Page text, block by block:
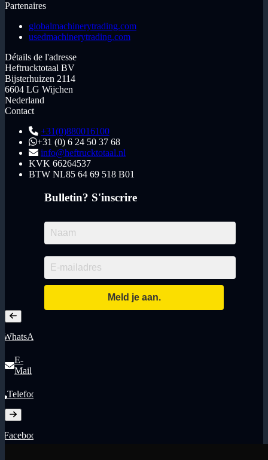
Partenaires
globalmachinerytrading.com
usedmachinerytrading.com
Détails de l'adresse
Heftrucktotaal BV
Bijsterhuizen 2114
6604 LG Wijchen
Nederland
Contact
+31(0)880016100
+31 (0) 6 24 50 37 68
info@heftrucktotaal.nl
KVK 66264537
BTW NL85 64 69 518 B01
Bulletin? S'inscrire
WhatsApp
E-
Mail
Telefoon
Facebook